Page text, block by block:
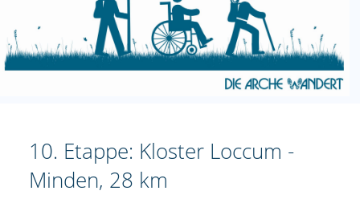
10. Etappe: Kloster Loccum -
Minden, 28 km